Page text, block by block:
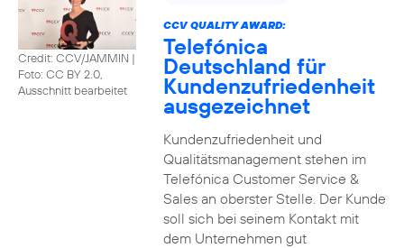
Credit: CCV/JAMMIN |
Foto: CC BY 2.0,
Ausschnitt bearbeitet
CCV QUALITY AWARD:
Telefónica
Deutschland für
Kundenzufriedenheit
ausgezeichnet
Kundenzufriedenheit und
Qualitätsmanagement stehen im
Telefónica Customer Service &
Sales an oberster Stelle. Der Kunde
soll sich bei seinem Kontakt mit
dem Unternehmen gut